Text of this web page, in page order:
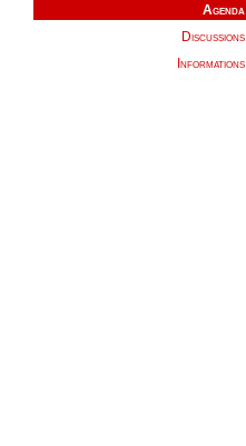
Agenda
Discussions
Informations